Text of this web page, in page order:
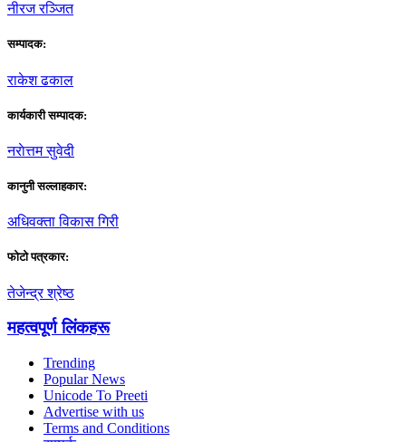
नीरज रञ्जित
सम्पादक:
राकेश ढकाल
कार्यकारी सम्पादक:
नराेत्तम सुवेदी
कानुनी सल्लाहकार:
अधिवक्ता विकास गिरी
फाेटाे पत्रकार:
तेजेन्द्र श्रेष्ठ
महत्वपूर्ण लिंकहरू
Trending
Popular News
Unicode To Preeti
Advertise with us
Terms and Conditions